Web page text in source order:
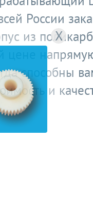
России
из
цене
способны
и
X